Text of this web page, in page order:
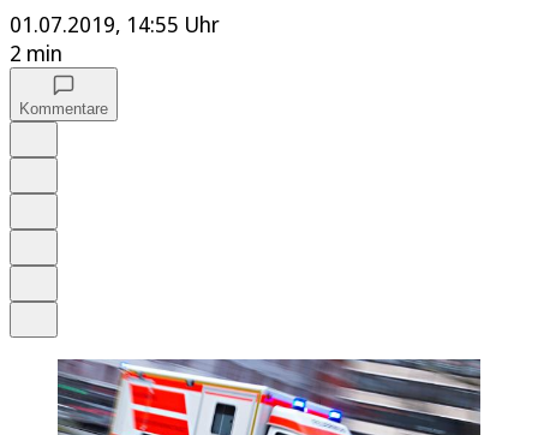
01.07.2019, 14:55 Uhr
2 min
Kommentare